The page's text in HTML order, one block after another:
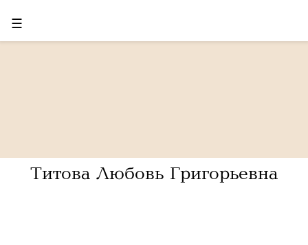
☰
Титова Любовь Григорьевна